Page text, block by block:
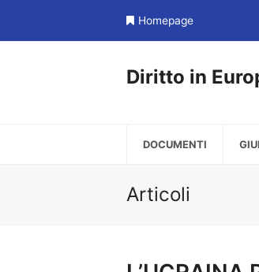
Homepage
Diritto in
DOCUMENTI
Articoli